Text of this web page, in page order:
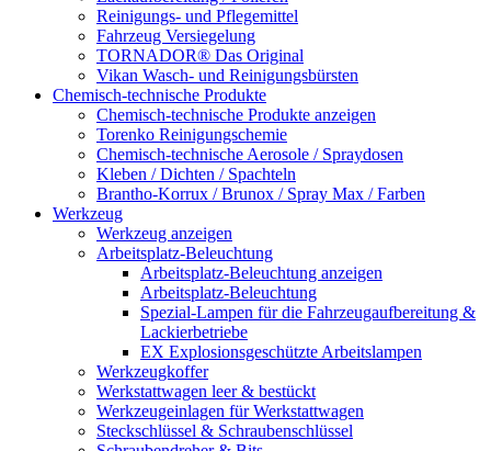
Reinigungs- und Pflegemittel
Fahrzeug Versiegelung
TORNADOR® Das Original
Vikan Wasch- und Reinigungsbürsten
Chemisch-technische Produkte
Chemisch-technische Produkte anzeigen
Torenko Reinigungschemie
Chemisch-technische Aerosole / Spraydosen
Kleben / Dichten / Spachteln
Brantho-Korrux / Brunox / Spray Max / Farben
Werkzeug
Werkzeug anzeigen
Arbeitsplatz-Beleuchtung
Arbeitsplatz-Beleuchtung anzeigen
Arbeitsplatz-Beleuchtung
Spezial-Lampen für die Fahrzeugaufbereitung &
Lackierbetriebe
EX Explosionsgeschützte Arbeitslampen
Werkzeugkoffer
Werkstattwagen leer & bestückt
Werkzeugeinlagen für Werkstattwagen
Steckschlüssel & Schraubenschlüssel